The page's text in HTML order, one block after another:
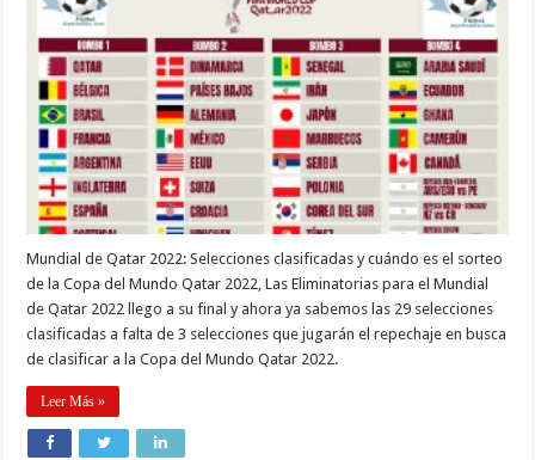
Mundial de Qatar 2022: Selecciones clasificadas y cuándo es el sorteo
de la Copa del Mundo Qatar 2022, Las Eliminatorias para el Mundial
de Qatar 2022 llego a su final y ahora ya sabemos las 29 selecciones
clasificadas a falta de 3 selecciones que jugarán el repechaje en busca
de clasificar a la Copa del Mundo Qatar 2022.
Leer Más »